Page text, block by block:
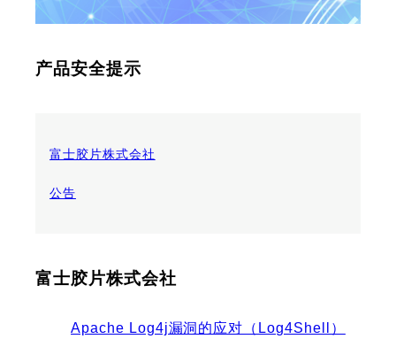
产品安全提示
富士胶片株式会社
公告
富士胶片株式会社
Apache Log4j漏洞的应对（Log4Shell）